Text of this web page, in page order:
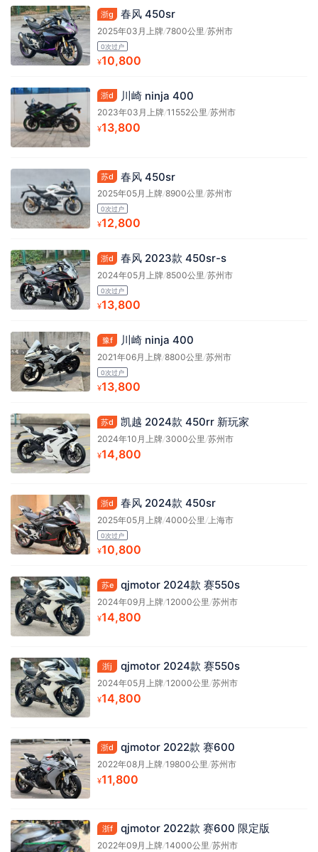
浙g 春风 450sr
2025年03月上牌/7800公里 /苏州市
0次过户
¥10,800
浙d 川崎 ninja 400
2023年03月上牌/11552公里/苏州市
¥13,800
苏d 春风 450sr
2025年05月上牌/8900公里/苏州市
0次过户
¥12,800
浙d 春风 2023款 450sr-s
2024年05月上牌/8500公里/苏州市
0次过户
¥13,800
豫f 川崎 ninja 400
2021年06月上牌/8800公里/苏州市
0次过户
¥13,800
苏d 凯越 2024款 450rr 新玩家
2024年10月上牌/3000公里/苏州市
¥14,800
浙d 春风 2024款 450sr
2025年05月上牌/4000公里/上海市
0次过户
¥10,800
苏e qjmotor 2024款 赛550s
2024年09月上牌/12000公里/苏州市
¥14,800
浙j qjmotor 2024款 赛550s
2024年05月上牌/12000公里/苏州市
¥14,800
浙d qjmotor 2022款 赛600
2022年08月上牌/19800公里/苏州市
¥11,800
浙f qjmotor 2022款 赛600 限定版
2022年09月上牌/14000公里/苏州市